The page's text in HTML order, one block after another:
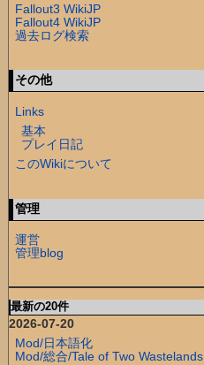
Fallout3 WikiJP
Fallout4 WikiJP
過去ログ検索
その他
Links
基本
プレイ日記
このWikiについて
管理
運営
管理blog
最新の20件
2026-07-20
Mod/日本語化
Mod/総合/Tale of Two Wastelands